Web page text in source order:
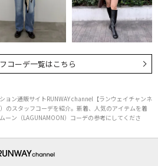
コーデ一覧はこちら
ョン通販サイトRUNWAY channel【ランウェイチャンネ
のスタッフコーデを紹介。新着、人気のアイテムを着
ーン（LAGUNAMOON）コーデの参考にしてくださ